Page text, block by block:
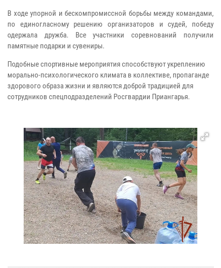
В ходе упорной и бескомпромиссной борьбы между командами,
по единогласному решению организаторов и судей, победу
одержала дружба. Все участники соревнований получили
памятные подарки и сувениры.
Подобные спортивные мероприятия способствуют укреплению
морально-психологического климата в коллективе, пропаганде
здорового образа жизни и являются доброй традицией для
сотрудников спецподразделений Росгвардии Приангарья.